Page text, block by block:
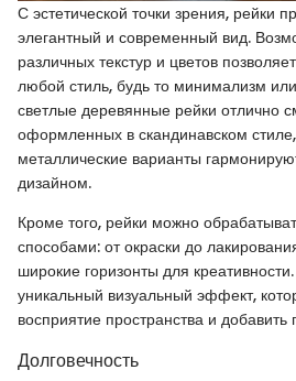
С эстетической точки зрения, рейки
элегантный и современный вид.
различных текстур и цветов
любой стиль, будь то минимализм
светлые деревянные рейки отлично
оформленных в скандинавском
металлические варианты
дизайном.
Кроме того, рейки можно
способами: от окраски до
широкие горизонты для
уникальный визуальный эффект,
восприятие пространства и добавить
Долговечность